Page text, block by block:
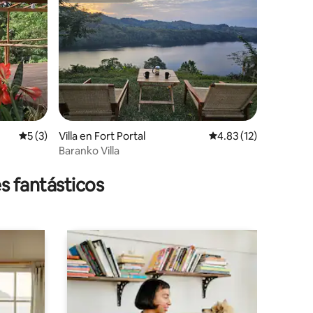
Calificación promedio: 5 de 5; 3 evaluaciones
5 (3)
Villa en Fort Portal Calificación
4.83 (12)
Baranko Villa
fantásticos